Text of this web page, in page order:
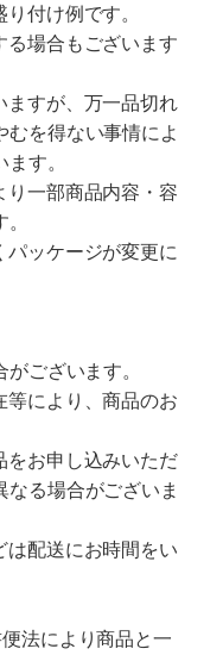
付け例です。
場合もございます
すが、万一品切れ
を得ない事情によ
す。
一部商品内容・容
ッケージが変更に
ございます。
により、商品のお
お申し込みいただ
る場合がございま
配送にお時間をい
法により商品と一